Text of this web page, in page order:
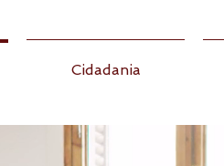
Cidadania